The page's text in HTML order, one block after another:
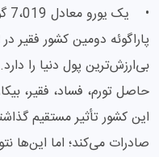
• یک یورو معادل 7،019 گوارانی
پاراگوئه دومین کشور فقیر
بی‌ارزش‌ترین پول دنیا را
حاصل تورم، فساد، فقیر،
این کشور تأثیر مستقیم
صادرات می‌کند؛ اما این‌ها